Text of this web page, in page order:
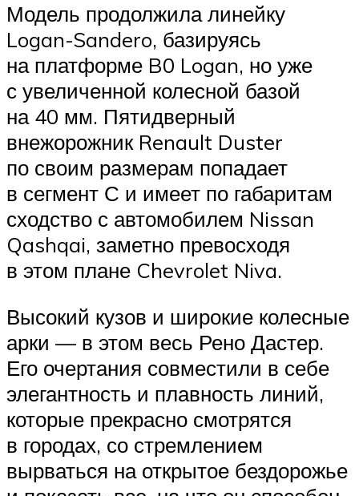
Модель продолжила линейку
Logan-Sandero, базируясь
на платформе B0 Logan, но уже
с увеличенной колесной базой
на 40 мм. Пятидверный
внежорожник Renault Duster
по своим размерам попадает
в сегмент С и имеет по габаритам
сходство с автомобилем Nissan
Qashqai, заметно превосходя
в этом плане Chevrolet Niva.
Высокий кузов и широкие колесные
арки — в этом весь Рено Дастер.
Его очертания совместили в себе
элегантность и плавность линий,
которые прекрасно смотрятся
в городах, со стремлением
вырваться на открытое бездорожье